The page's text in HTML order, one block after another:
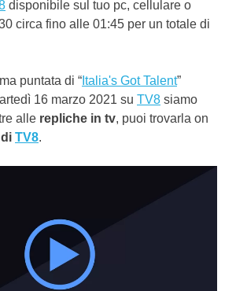
disponibile sul tuo pc, cellulare o
circa fino alle 01:45 per un totale di
puntata di “ Italia's Got Talent”
16 marzo 2021 su TV8 siamo
alle repliche in tv, puoi trovarla on
TV8.